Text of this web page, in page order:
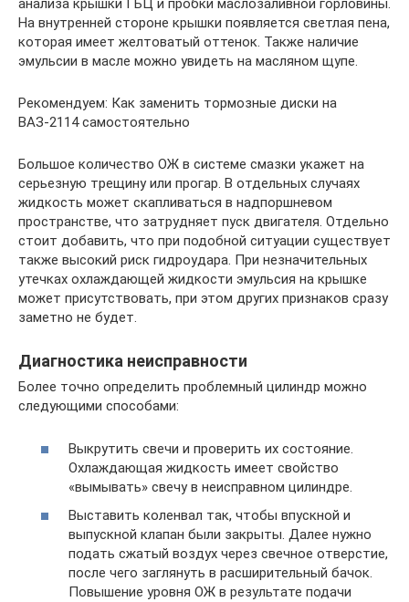
анализа крышки ГБЦ и пробки маслозаливной горловины.
На внутренней стороне крышки появляется светлая пена,
которая имеет желтоватый оттенок. Также наличие
эмульсии в масле можно увидеть на масляном щупе.
Рекомендуем: Как заменить тормозные диски на
ВАЗ-2114 самостоятельно
Большое количество ОЖ в системе смазки укажет на
серьезную трещину или прогар. В отдельных случаях
жидкость может скапливаться в надпоршневом
пространстве, что затрудняет пуск двигателя. Отдельно
стоит добавить, что при подобной ситуации существует
также высокий риск гидроудара. При незначительных
утечках охлаждающей жидкости эмульсия на крышке
может присутствовать, при этом других признаков сразу
заметно не будет.
Диагностика неисправности
Более точно определить проблемный цилиндр можно
следующими способами:
Выкрутить свечи и проверить их состояние.
Охлаждающая жидкость имеет свойство
«вымывать» свечу в неисправном цилиндре.
Выставить коленвал так, чтобы впускной и
выпускной клапан были закрыты. Далее нужно
подать сжатый воздух через свечное отверстие,
после чего заглянуть в расширительный бачок.
Повышение уровня ОЖ в результате подачи